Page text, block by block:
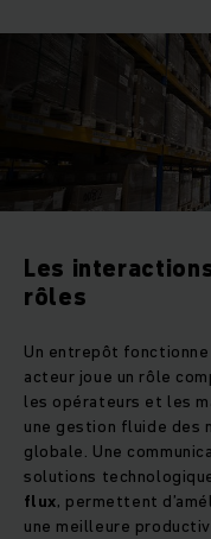
Les
rôles
Un entrepôt
acteur joue un rôle
les opérateurs et les
une gestion fluide des
globale. Une
solutions
flux, permettent
une meilleure